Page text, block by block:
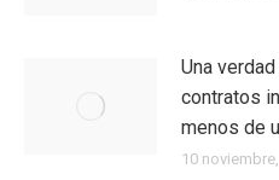
Una
contratos
menos de
10